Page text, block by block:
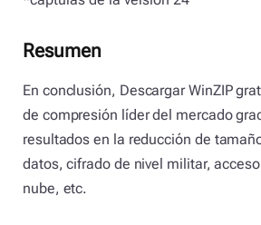
Resumen
En conclusión, Descargar WinZIP
de compresión líder del mercado
resultados en la reducción de
datos, cifrado de nivel militar,
nube, etc.